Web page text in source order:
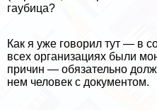
гаубица?
Как я уже говорил тут — в
всех организациях были
причин — обязательно
нем человек с документом.